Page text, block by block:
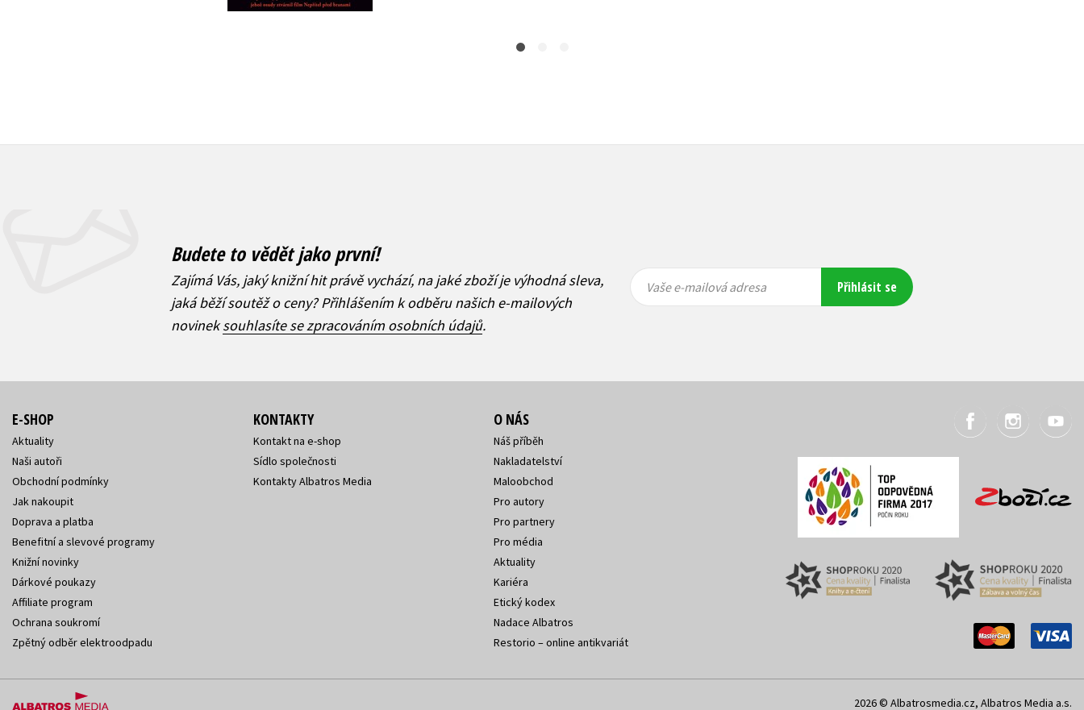
Budete to vědět jako první!
Zajímá Vás, jaký knižní hit právě vychází, na jaké zboží je výhodná sleva,
jaká běží soutěž o ceny? Přihlášením k odběru našich e-mailových
novineksouhlasíte se zpracováním osobních údajů.
mailová
mailová
Vaše e-mailová adresa Přihlásit se
E-SHOP
Aktuality
Naši autoři
Obchodní podmínky
Jak nakoupit
Doprava a platba
Benefitní a slevové programy
Knižní novinky
Dárkové poukazy
Affiliate program
Ochrana soukromí
Zpětný odběr elektroodpadu
KONTAKTY
Kontakt na e-shop
Sídlo společnosti
Kontakty Albatros Media
O NÁS
Náš příběh
Nakladatelství
Maloobchod
Pro autory
Pro partnery
Pro média
Aktuality
Kariéra
Etický kodex
Nadace Albatros
Restorio – online antikvariát
2026 © Albatrosmedia.cz, Albatros Media a.s.